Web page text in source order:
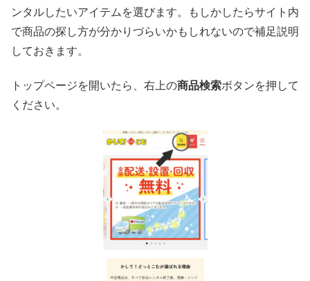
ンタルしたいアイテムを選びます。もしかしたらサイト内
で商品の探し方が分かりづらいかもしれないので補足説明
しておきます。
トップページを開いたら、右上の商品検索ボタンを押して
ください。